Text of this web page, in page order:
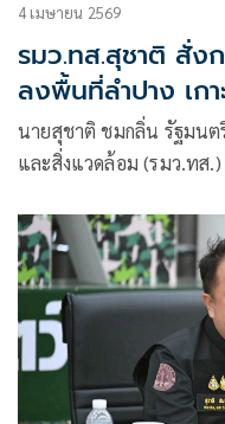
4 เมษายน 2569
รมว.ทส.สุชาติ สั่ง
ลงพื้นที่ลำปาง เก
อัจฉริยะ' ป่าเขลา
การเฝ้าระวังแบบ
นายสุชาติ ชมกลิ่น รัฐมนต
และสิ่งแวดล้อม (รมว.ทส
ลงพื้นที่จังหวัดลำปาง เพื่
อนุรักษ์ภาคเหนือ พื้นที่ก